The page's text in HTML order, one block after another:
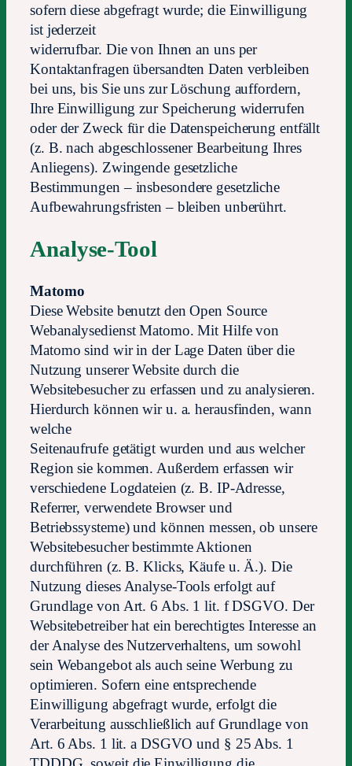
sofern diese abgefragt wurde; die Einwilligung
ist jederzeit
widerrufbar. Die von Ihnen an uns per
Kontaktanfragen übersandten Daten verbleiben
bei uns, bis Sie uns zur Löschung auffordern,
Ihre Einwilligung zur Speicherung widerrufen
oder der Zweck für die Datenspeicherung entfällt
(z. B. nach abgeschlossener Bearbeitung Ihres
Anliegens). Zwingende gesetzliche
Bestimmungen – insbesondere gesetzliche
Aufbewahrungsfristen – bleiben unberührt.
Analyse-Tool
Matomo
Diese Website benutzt den Open Source
Webanalysedienst Matomo. Mit Hilfe von
Matomo sind wir in der Lage Daten über die
Nutzung unserer Website durch die
Websitebesucher zu erfassen und zu analysieren.
Hierdurch können wir u. a. herausfinden, wann
welche
Seitenaufrufe getätigt wurden und aus welcher
Region sie kommen. Außerdem erfassen wir
verschiedene Logdateien (z. B. IP-Adresse,
Referrer, verwendete Browser und
Betriebssysteme) und können messen, ob unsere
Websitebesucher bestimmte Aktionen
durchführen (z. B. Klicks, Käufe u. Ä.). Die
Nutzung dieses Analyse-Tools erfolgt auf
Grundlage von Art. 6 Abs. 1 lit. f DSGVO. Der
Websitebetreiber hat ein berechtigtes Interesse an
der Analyse des Nutzerverhaltens, um sowohl
sein Webangebot als auch seine Werbung zu
optimieren. Sofern eine entsprechende
Einwilligung abgefragt wurde, erfolgt die
Verarbeitung ausschließlich auf Grundlage von
Art. 6 Abs. 1 lit. a DSGVO und § 25 Abs. 1